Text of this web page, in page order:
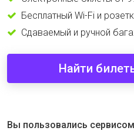
Бесплатный Wi-Fi и
Сдаваемый и ручной
Найти
Вы пользовались сервисом